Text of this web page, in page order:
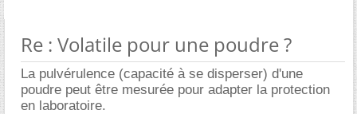
Re : Volatile pour une poudre ?
La pulvérulence (capacité à se disperser) d'une
poudre peut être mesurée pour adapter la protection
en laboratoire.